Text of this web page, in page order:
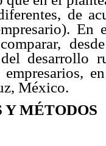
de
En
desarrollo
empresarios,
México.
MÉTODOS